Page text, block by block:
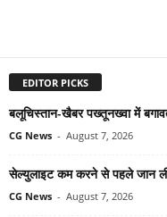
EDITOR PICKS
बलूचिस्तान-खैबर पख्तूनख्वा में
CG News - August 7, 2026
सेल्युलाइट कम करने से पहले जान
CG News - August 7, 2026